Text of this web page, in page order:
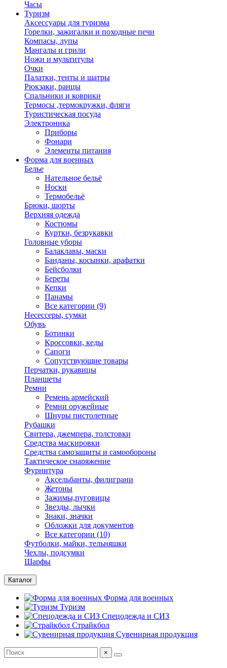
Часы
Туризм
Аксессуары для туризма
Горелки, зажигалки и походные печи
Компасы, лупы
Мангалы и грили
Ножи и мультитулы
Очки
Палатки, тенты и шатры
Рюкзаки, ранцы
Спальники и коврики
Термосы ,термокружки, фляги
Туристическая посуда
Электроника
Приборы
Фонари
Элементы питания
Форма для военных
Белье
Нательное бельё
Носки
Термобельё
Брюки, шорты
Верхняя одежда
Костюмы
Куртки, безрукавки
Головные уборы
Балаклавы, маски
Банданы, косынки, арафатки
Бейсболки
Береты
Кепки
Панамы
Все категории (9)
Несессеры, сумки
Обувь
Ботинки
Кроссовки, кеды
Сапоги
Сопутствующие товары
Перчатки, рукавицы
Планшеты
Ремни
Ремень армейский
Ремни оружейные
Шнуры пистолетные
Рубашки
Свитера, джемпера, толстовки
Средства маскировки
Средства самозащиты и самообороны
Тактическое снаряжение
Фурнитура
Аксельбанты, филиграни
Жетоны
Зажимы,пуговицы
Звезды, лычки
Знаки, значки
Обложки для документов
Все категории (10)
Футболки, майки, тельняшки
Чехлы, подсумки
Шарфы
Каталог
Форма для военных
Туризм
Спецодежда и СИЗ
Страйкбол
Сувенирная продукция
×